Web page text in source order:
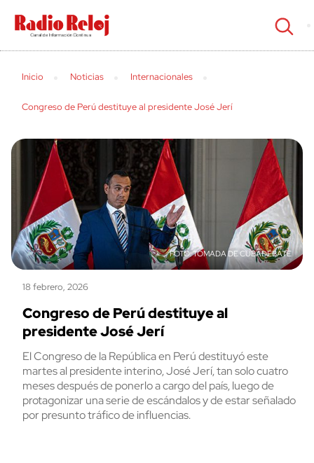
cerrar
Inicio Noticias Internacionales
Congreso de Perú destituye al presidente José Jerí
TOMADA DE CUBADEBATE
18 febrero, 2026
Congreso de Perú destituye al
presidente José Jerí
El Congreso de la República en Perú destituyó este
martes al presidente interino, José Jerí, tan solo cuatro
meses después de ponerlo a cargo del país, luego de
protagonizar una serie de escándalos y de estar señalado
por presunto tráfico de influencias.